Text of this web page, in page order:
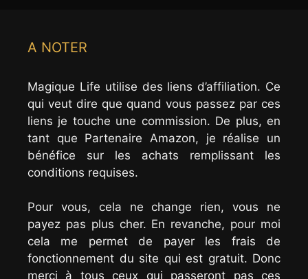
A NOTER
Magique Life utilise des liens d’affiliation. Ce
qui veut dire que quand vous passez par ces
liens je touche une commission. De plus, en
tant que Partenaire Amazon, je réalise un
bénéfice sur les achats remplissant les
conditions requises.
Pour vous, cela ne change rien, vous ne
payez pas plus cher. En revanche, pour moi
cela me permet de payer les frais de
fonctionnement du site qui est gratuit. Donc
merci à tous ceux qui passeront pas ces